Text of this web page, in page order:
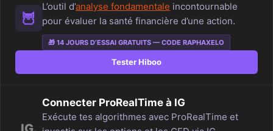
🦉
L’outil d’analyse fondamentale incontournable
pour évaluer la santé financière d’une action.
🎁 14 JOURS D’ESSAI GRATUITS — CODE RAPHAXELO
Tester Hiboo
Connecter ProRealTime à IG
Exécute tes algorithmes avec ProRealTime et